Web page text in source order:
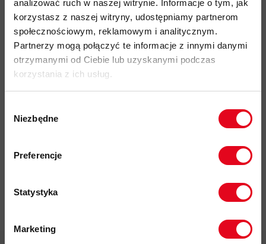
analizować ruch w naszej witrynie. Informacje o tym, jak
korzystasz z naszej witryny, udostępniamy partnerom
społecznościowym, reklamowym i analitycznym.
Partnerzy mogą połączyć te informacje z innymi danymi
otrzymanymi od Ciebie lub uzyskanymi podczas
korzystania z ich usług.
zgody
Niezbędne
Preferencje
Statystyka
Marketing
kieszeń na lewej piersi z bryzgoszczelnymzamkiem YKK
której możnaspakować kamizelkę
odblaskowe elementyna bokach kamizelki zwiększające
widoczność po zmroku
denier (materiał zewnętrzny)